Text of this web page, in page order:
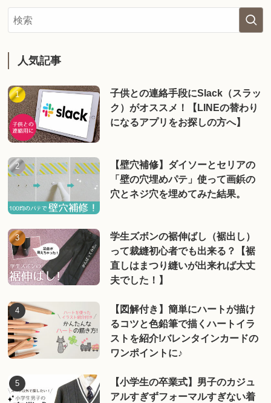
人気記事
子供との連絡手段にSlack（スラッ
ク）がオススメ！【LINEの替わり
になるアプリをお探しの方へ】
【壁穴補修】ダイソーとセリアの
「壁の穴埋めパテ」使って画鋲の
穴とネジ穴を埋めてみた結果。
学生ズボンの裾伸ばし（裾出し）
って裁縫初心者でも出来る？【裾
直しはまつり縫いが出来れば大丈
夫でした！】
【図解付き】簡単にハートが描け
るコツと色鉛筆で描くハートイラ
ストを紹介!バレンタインカードの
ワンポイントに♪
【小学生の卒業式】男子のカジュ
アルすぎずフォーマルすぎない着